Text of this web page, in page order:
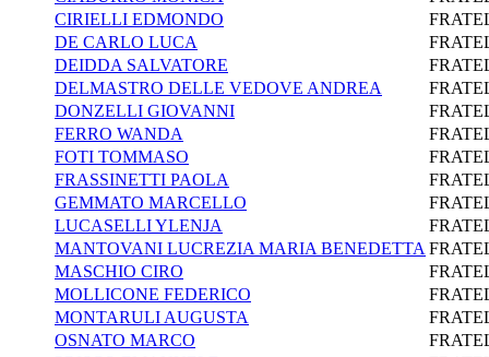
CIRIELLI EDMONDO
DE CARLO LUCA
DEIDDA SALVATORE
DELMASTRO DELLE VEDOVE ANDREA
DONZELLI GIOVANNI
FERRO WANDA
FOTI TOMMASO
FRASSINETTI PAOLA
GEMMATO MARCELLO
LUCASELLI YLENJA
MANTOVANI LUCREZIA MARIA BENEDETTA
MASCHIO CIRO
MOLLICONE FEDERICO
MONTARULI AUGUSTA
OSNATO MARCO